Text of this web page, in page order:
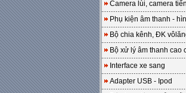
Camera lùi, camera
Phụ kiện âm thanh -
Bộ chia kênh, ĐK
Bộ xử lý âm thanh cao
Interface xe sang
Adapter USB - Ipod